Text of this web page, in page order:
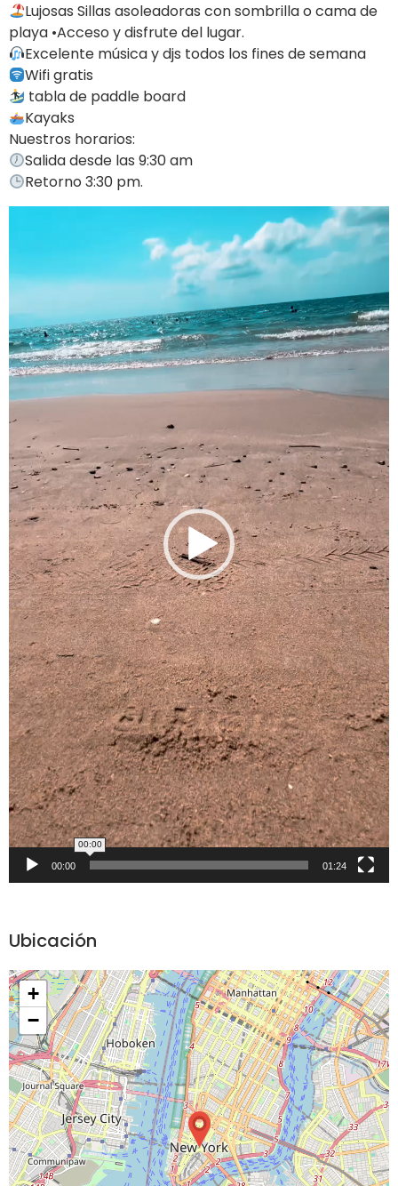
Lujosas Sillas asoleadoras con sombrilla o cama de
playa •Acceso y disfrute del lugar.
Excelente música y djs todos los fines de semana
Wifi gratis
tabla de paddle board
Kayaks
Nuestros horarios:
Salida desde las 9:30 am
Retorno 3:30 pm.
00:00
00:00
01:24
Ubicación
+
−